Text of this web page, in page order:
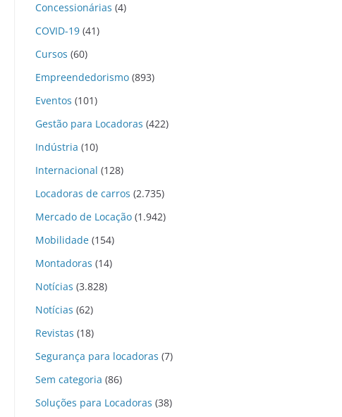
Concessionárias (4)
COVID-19 (41)
Cursos (60)
Empreendedorismo (893)
Eventos (101)
Gestão para Locadoras (422)
Indústria (10)
Internacional (128)
Locadoras de carros (2.735)
Mercado de Locação (1.942)
Mobilidade (154)
Montadoras (14)
Notícias (3.828)
Notícias (62)
Revistas (18)
Segurança para locadoras (7)
Sem categoria (86)
Soluções para Locadoras (38)